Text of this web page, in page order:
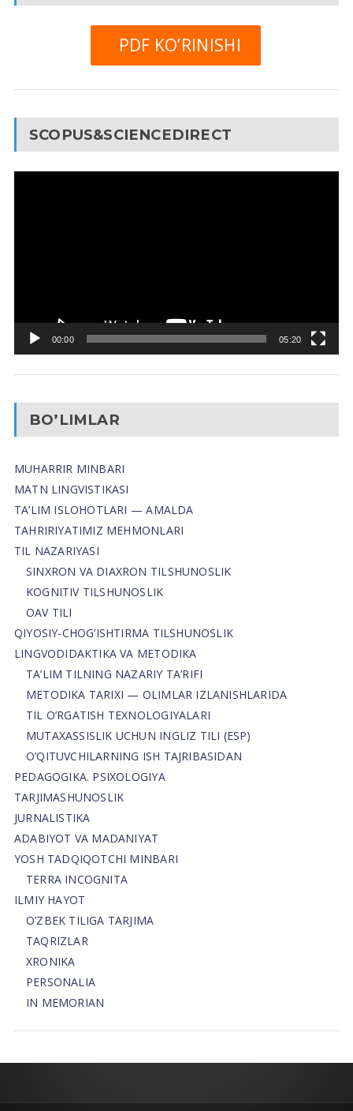
PDF KO’RINISHI
SCOPUS&SCIENCEDIRECT
00:00 05:20
BO’LIMLAR
MUHARRIR MINBARI
MATN LINGVISTIKASI
TA’LIM ISLOHOTLARI — AMALDA
TAHRIRIYATIMIZ MEHMONLARI
TIL NAZARIYASI
SINXRON VA DIAXRON TILSHUNOSLIK
KOGNITIV TILSHUNOSLIK
OAV TILI
QIYOSIY-CHOG‘ISHTIRMA TILSHUNOSLIK
LINGVODIDAKTIKA VA METODIKA
TA’LIM TILNING NAZARIY TA’RIFI
METODIKA TARIXI — OLIMLAR IZLANISHLARIDA
TIL O’RGATISH TEXNOLOGIYALARI
MUTAXASSISLIK UCHUN INGLIZ TILI (ESP)
O’QITUVCHILARNING ISH TAJRIBASIDAN
PEDAGOGIKA. PSIXOLOGIYA
TARJIMASHUNOSLIK
JURNALISTIKA
ADABIYOT VA MADANIYAT
YOSH TADQIQOTCHI MINBARI
TERRA INCOGNITA
ILMIY HAYOT
O’ZBEK TILIGA TARJIMA
TAQRIZLAR
XRONIKA
PERSONALIA
IN MEMORIAN